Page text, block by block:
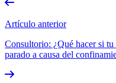
Artículo anterior
Consultorio: ¿Qué hacer si
parado a causa del